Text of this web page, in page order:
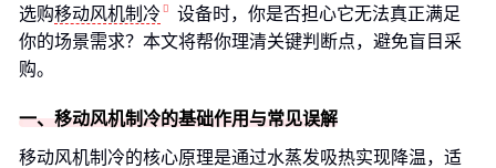
选购移动风机制冷
设备时，你是否担心它无法真正满足
你的场景需求？本文将帮你理清关键判断点，避免盲目采
购。
一、移动风机制冷的基础作用与常见误解
移动风机制冷的核心原理是通过水蒸发吸热实现降温，适